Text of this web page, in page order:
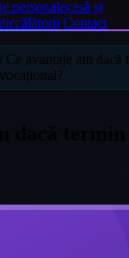
personalecasă și
călătorii Contact
/ Ce avantaje am dacă
vocațional?